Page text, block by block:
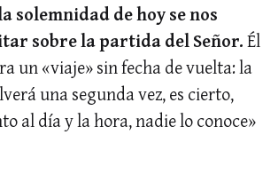
solemnidad de hoy se nos
sobre la partida del Señor.Él
un «viaje» sin fecha de vuelta: la
una segunda vez, es cierto,
al día y la hora, nadie lo conoce»